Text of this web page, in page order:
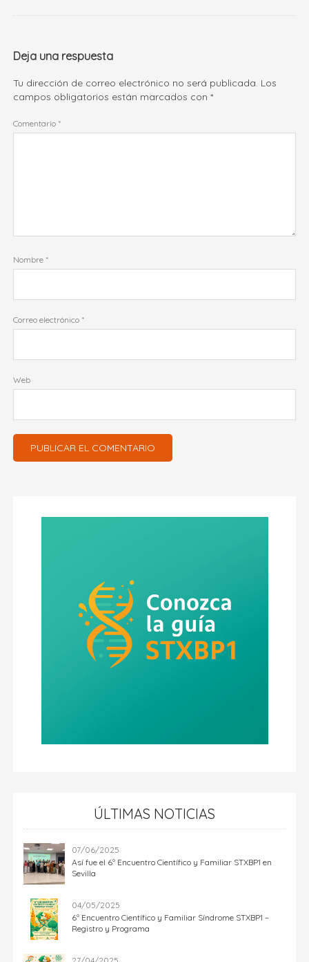
Deja una respuesta
Tu dirección de correo electrónico no será publicada. Los
campos obligatorios están marcados con*
Comentario *
Nombre *
Correo electrónico *
Web
ÚLTIMAS NOTICIAS
07/06/2025
Así fue el 6º Encuentro Científico y Familiar STXBP1 en
Sevilla
04/05/2025
6º Encuentro Científico y Familiar Síndrome STXBP1 –
Registro y Programa